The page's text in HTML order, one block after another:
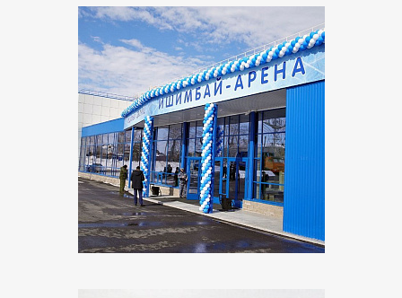
Объект:Крытый каток Ишимбай-Арена
Адрес:г. Ишимбай, ул. Лермонтова
Поставщик:Минимакс